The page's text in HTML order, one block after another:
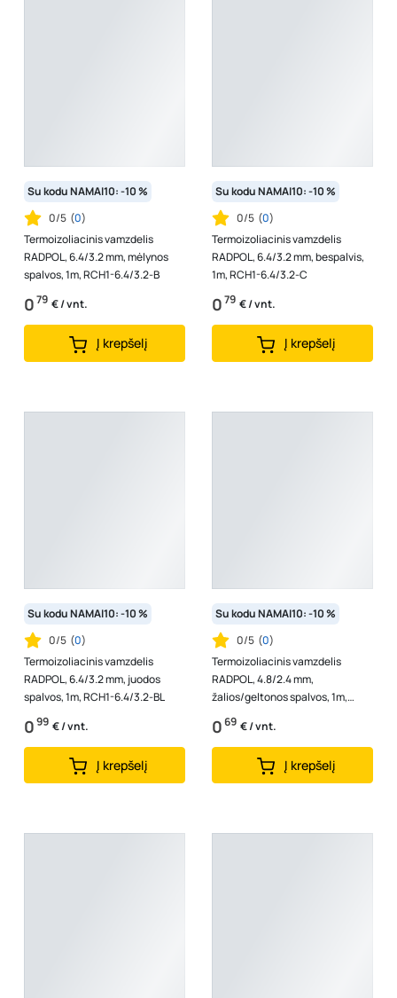
Su kodu NAMAI10: -10 %
0/5 (0)
Termoizoliacinis vamzdelis
RADPOL, 6.4/3.2 mm, mėlynos
spalvos, 1m, RCH1-6.4/3.2-B
079 € / vnt.
Į krepšelį
Su kodu NAMAI10: -10 %
0/5 (0)
Termoizoliacinis vamzdelis
RADPOL, 6.4/3.2 mm, bespalvis,
1m, RCH1-6.4/3.2-C
079 € / vnt.
Į krepšelį
Su kodu NAMAI10: -10 %
0/5 (0)
Termoizoliacinis vamzdelis
RADPOL, 6.4/3.2 mm, juodos
spalvos, 1m, RCH1-6.4/3.2-BL
099 € / vnt.
Į krepšelį
Su kodu NAMAI10: -10 %
0/5 (0)
Termoizoliacinis vamzdelis
RADPOL, 4.8/2.4 mm,
žalios/geltonos spalvos, 1m,
RCH1-4.8/2.4-YG
069 € / vnt.
Į krepšelį